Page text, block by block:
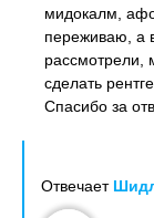
мидокалм,
переживаю, а
рассмотрели,
сделать
Спасибо за
Отвечает